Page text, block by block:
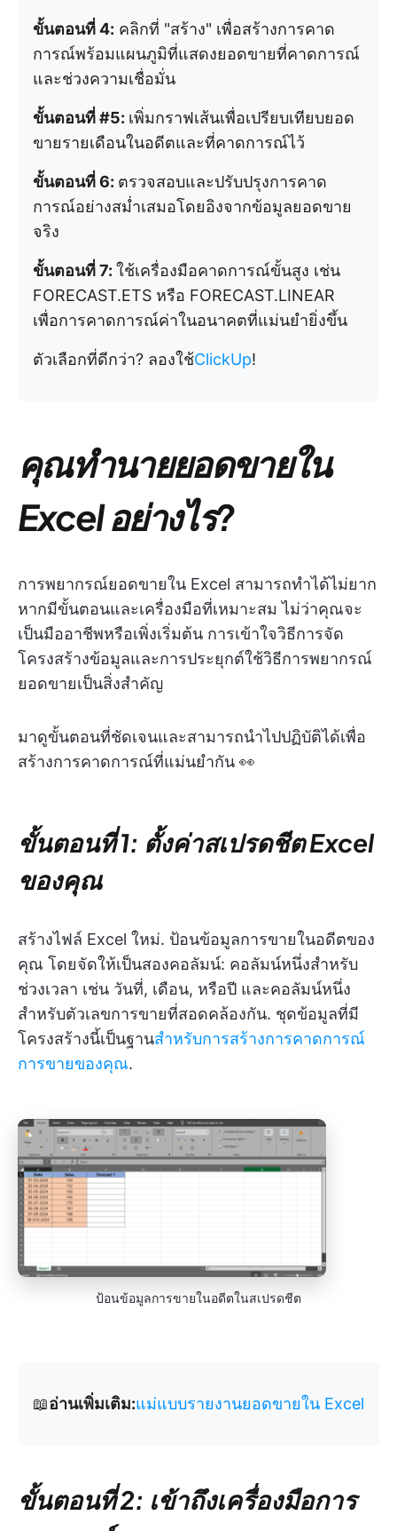
ขั้นตอนที่ 4: คลิกที่ "สร้าง" เพื่อสร้างการคาด
การณ์พร้อมแผนภูมิที่แสดงยอดขายที่คาดการณ์
และช่วงความเชื่อมั่น
ขั้นตอนที่ #5: เพิ่มกราฟเส้นเพื่อเปรียบเทียบยอด
ขายรายเดือนในอดีตและที่คาดการณ์ไว้
ขั้นตอนที่ 6: ตรวจสอบและปรับปรุงการคาด
การณ์อย่างสม่ำเสมอโดยอิงจากข้อมูลยอดขาย
จริง
ขั้นตอนที่ 7: ใช้เครื่องมือคาดการณ์ขั้นสูง เช่น
FORECAST.ETS หรือ FORECAST.LINEAR
เพื่อการคาดการณ์ค่าในอนาคตที่แม่นยำยิ่งขึ้น
ตัวเลือกที่ดีกว่า? ลองใช้ClickUp!
คุณทำนายยอดขายใน
Excel อย่างไร?
การพยากรณ์ยอดขายใน Excel สามารถทำได้ไม่ยาก
หากมีขั้นตอนและเครื่องมือที่เหมาะสม ไม่ว่าคุณจะ
เป็นมืออาชีพหรือเพิ่งเริ่มต้น การเข้าใจวิธีการจัด
โครงสร้างข้อมูลและการประยุกต์ใช้วิธีการพยากรณ์
ยอดขายเป็นสิ่งสำคัญ
มาดูขั้นตอนที่ชัดเจนและสามารถนำไปปฏิบัติได้เพื่อ
สร้างการคาดการณ์ที่แม่นยำกัน 👀
ขั้นตอนที่ 1: ตั้งค่าสเปรดชีต Excel
ของคุณ
สร้างไฟล์ Excel ใหม่. ป้อนข้อมูลการขายในอดีตของ
คุณ โดยจัดให้เป็นสองคอลัมน์: คอลัมน์หนึ่งสำหรับ
ช่วงเวลา เช่น วันที่, เดือน, หรือปี และคอลัมน์หนึ่ง
สำหรับตัวเลขการขายที่สอดคล้องกัน. ชุดข้อมูลที่มี
โครงสร้างนี้เป็นฐานสำหรับการสร้างการคาดการณ์
การขายของคุณ.
ป้อนข้อมูลการขายในอดีตในสเปรดชีต
📖อ่านเพิ่มเติม:แม่แบบรายงานยอดขายใน Excel
ขั้นตอนที่ 2: เข้าถึงเครื่องมือการ